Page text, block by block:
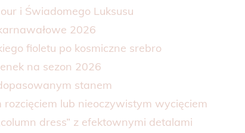
i Świadomego Luksusu
2026
fioletu po kosmiczne srebro
na sezon 2026
stanem
lub nieoczywistym wycięciem
dress” z efektownymi detalami